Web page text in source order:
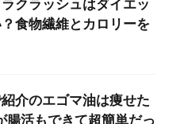
クラッシュはダイエッ
？食物繊維とカロリーを
介のエゴマ油は痩せた
腸活もできて超簡単だっ